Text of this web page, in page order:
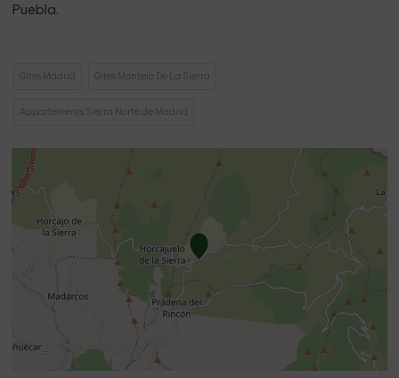
Puebla.
Gites Madrid Gites Montejo De La Sierra
Appartements Sierra Norte de Madrid